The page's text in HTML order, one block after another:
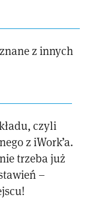
z innych
czyli
z iWork’a.
trzeba już
–